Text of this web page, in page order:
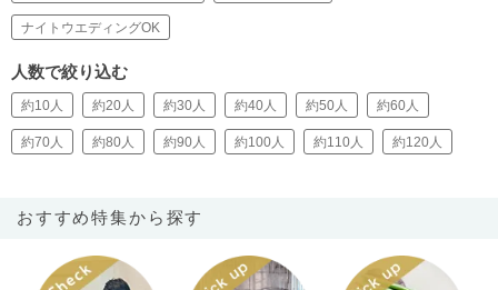
ナイトウエディングOK
人数で絞り込む
約10人 約20人 約30人 約40人 約50人 約60人
約70人 約80人 約90人 約100人 約110人 約120人
おすすめ特集から探す